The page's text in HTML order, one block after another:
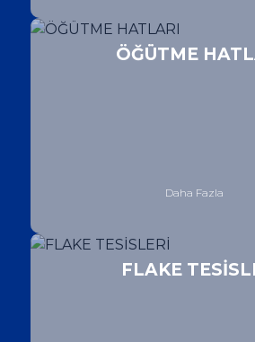
ÖĞÜTME
Daha Fazla
FLAKE